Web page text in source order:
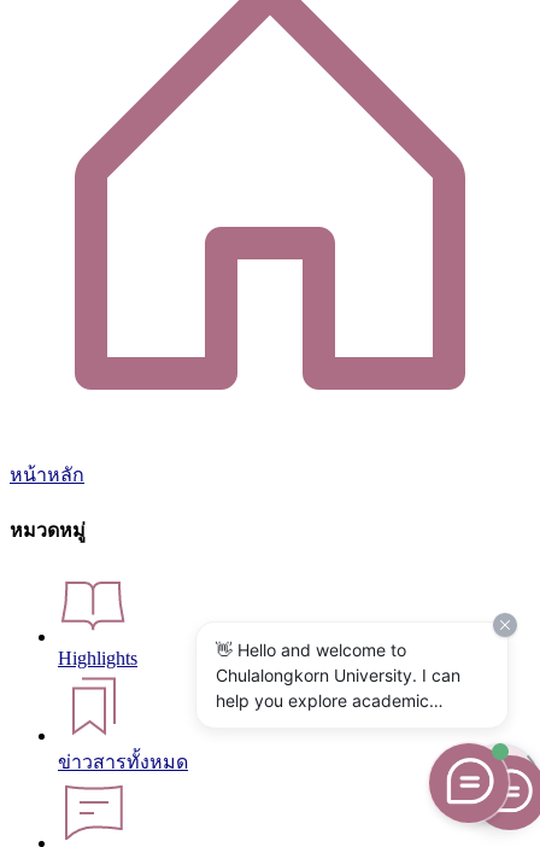
หน้าหลัก
หมวดหมู่
Highlights
ข่าวสารทั้งหมด
👋 Hello and welcome to
Chulalongkorn University. I can
help you explore academic